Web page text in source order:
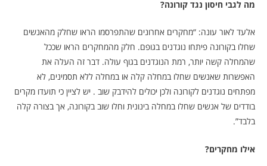
מה לגבי חיסון נגד קורונה?
אלעד לאור עונה: “מחקרים אחרונים שהתפרסמו הראו שחלק מהאנשים
שחלו בקורונה פיתחו נוגדנים בגופם. חלק מהמחקרים הראו שככל
שהמחלה קשה יותר, רמת הנוגדנים בגוף עולה. דבר זה העלה את
האפשרות שאנשים שחלו במחלה קלה או במחלה ללא תסמינים, לא
מפתחים נוגדנים לקורונה ולכן יכולים להידבק שוב . יש לציין כי תועדו מקרים
בודדים של אנשים שחלו במחלה בינונית וחלו שוב בקורונה, אך בצורה קלה
בלבד”.
אילו מחקרים?